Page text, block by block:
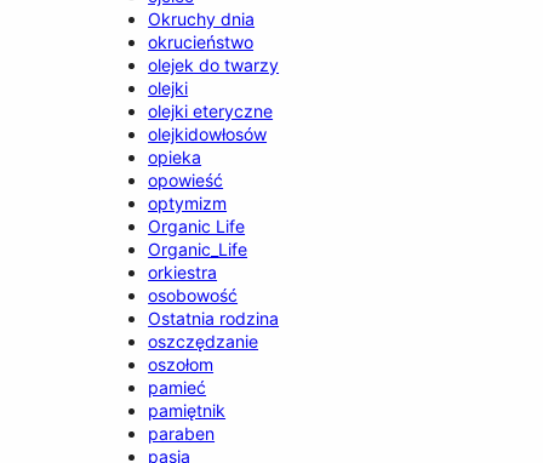
Okruchy dnia
okrucieństwo
olejek do twarzy
olejki
olejki eteryczne
olejkidowłosów
opieka
opowieść
optymizm
Organic Life
Organic_Life
orkiestra
osobowość
Ostatnia rodzina
oszczędzanie
oszołom
pamieć
pamiętnik
paraben
pasja